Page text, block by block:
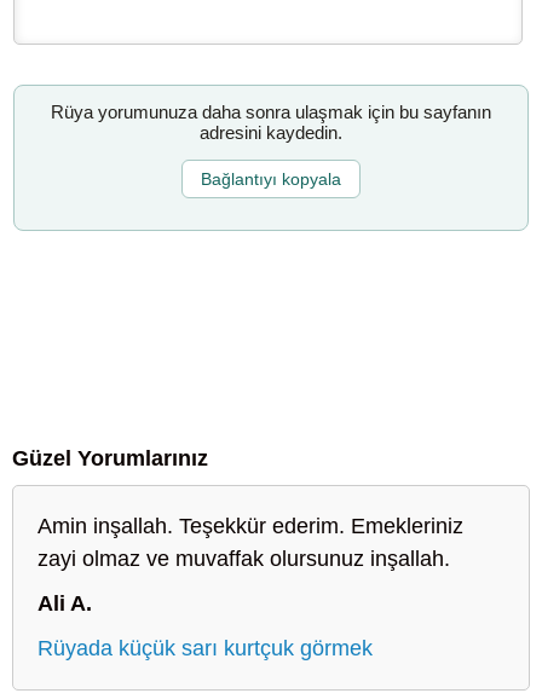
Rüya yorumunuza daha sonra ulaşmak için bu sayfanın
adresini kaydedin.
Bağlantıyı kopyala
Güzel Yorumlarınız
Amin inşallah. Teşekkür ederim. Emekleriniz
zayi olmaz ve muvaffak olursunuz inşallah.
Ali A.
Rüyada küçük sarı kurtçuk görmek